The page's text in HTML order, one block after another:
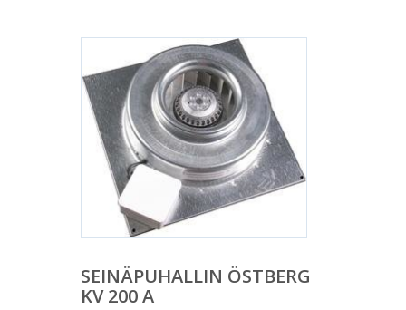
SEINÄPUHALLIN ÖSTBERG
KV 200 A